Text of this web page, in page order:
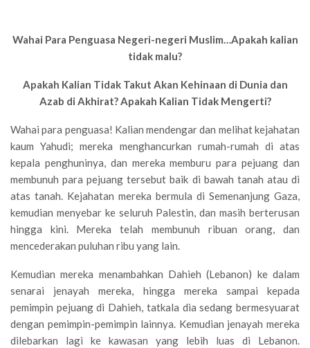
Wahai Para Penguasa Negeri-negeri Muslim…Apakah kalian
tidak malu?
Apakah Kalian Tidak Takut Akan Kehinaan di Dunia dan
Azab di Akhirat? Apakah Kalian Tidak Mengerti?
Wahai para penguasa! Kalian mendengar dan melihat kejahatan
kaum Yahudi; mereka menghancurkan rumah-rumah di atas
kepala penghuninya, dan mereka memburu para pejuang dan
membunuh para pejuang tersebut baik di bawah tanah atau di
atas tanah. Kejahatan mereka bermula di Semenanjung Gaza,
kemudian menyebar ke seluruh Palestin, dan masih berterusan
hingga kini. Mereka telah membunuh ribuan orang, dan
mencederakan puluhan ribu yang lain.
Kemudian mereka menambahkan Dahieh (Lebanon) ke dalam
senarai jenayah mereka, hingga mereka sampai kepada
pemimpin pejuang di Dahieh, tatkala dia sedang bermesyuarat
dengan pemimpin-pemimpin lainnya. Kemudian jenayah mereka
dilebarkan lagi ke kawasan yang lebih luas di Lebanon.